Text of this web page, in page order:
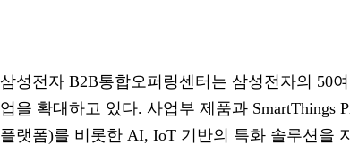
삼성전자 B2B통합오퍼링센터는 삼성전자의 50
업을 확대하고 있다. 사업부 제품과 SmartThings
플랫폼)를 비롯한 AI, IoT 기반의 특화 솔루션을